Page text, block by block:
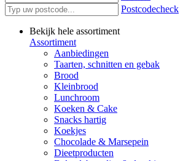
Postcodecheck
Bekijk hele assortiment
Assortiment
Aanbiedingen
Taarten, schnitten en gebak
Brood
Kleinbrood
Lunchroom
Koeken & Cake
Snacks hartig
Koekjes
Chocolade & Marsepein
Dieetproducten